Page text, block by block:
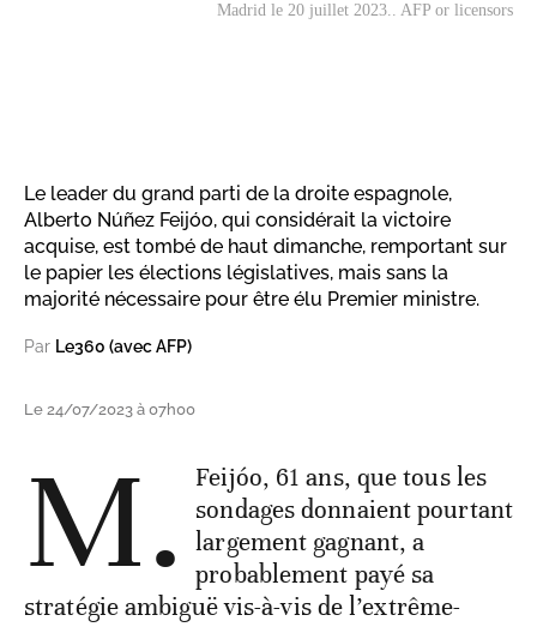
Madrid le 20 juillet 2023.. AFP or licensors
Le leader du grand parti de la droite espagnole,
Alberto Núñez Feijóo, qui considérait la victoire
acquise, est tombé de haut dimanche, remportant sur
le papier les élections législatives, mais sans la
majorité nécessaire pour être élu Premier ministre.
Par Le360 (avec AFP)
Le 24/07/2023 à 07h00
M.
Feijóo, 61 ans, que tous les
sondages donnaient pourtant
largement gagnant, a
probablement payé sa
stratégie ambiguë vis-à-vis de l’extrême-